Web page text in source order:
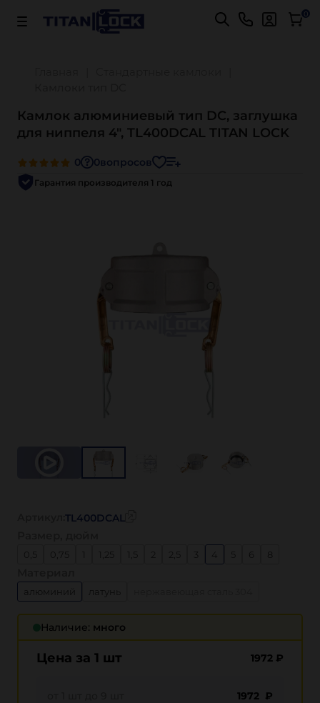
Важно! Для оплаты заказов Подробнее 0
Камлок алюминиевый тип DC, заглушка
для ниппеля 4", TL400DCAL TITAN LOCK
0 0вопросов
Гарантия производителя 1 год
Наличие: много
Цена за 1 шт 1972 ₽
1972 ₽
TL400DCAL
0,75 3 6 8
нержавеющая сталь 316
полипропилен